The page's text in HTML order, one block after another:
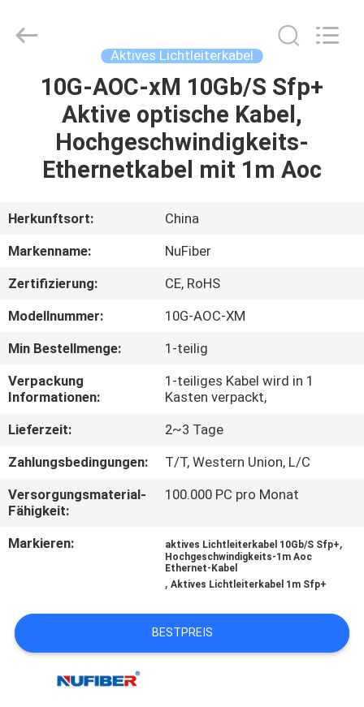
HAUS
PRODUKTE
UNS
AUSFLUG
QUALITÄTSKONTROLLE
TRETEN
SIE
MIT
UNS
IN
VERBINDUNG
FORDERN
Rights
Aktives Lichtleiterkabel
10G-AOC-xM 10Gb/S Sfp+
Aktive optische Kabel,
Hochgeschwindigkeits-
Ethernetkabel mit 1m Aoc
Herkunftsort:
China
Markenname:
NuFiber
Zertifizierung:
CE, RoHS
Modellnummer:
10G-AOC-XM
Min Bestellmenge:
1-teilig
Verpackung
Informationen:
1-teiliges Kabel wird in 1
Kasten verpackt,
Lieferzeit:
2~3 Tage
Zahlungsbedingungen:
T/T, Western Union, L/C
Versorgungsmaterial-
Fähigkeit:
100.000 PC pro Monat
Markieren: aktives Lichtleiterkabel 10Gb/S Sfp+,
Hochgeschwindigkeits-1m Aoc
Ethernet-Kabel
,Aktives Lichtleiterkabel 1m Sfp+
BESTPREIS